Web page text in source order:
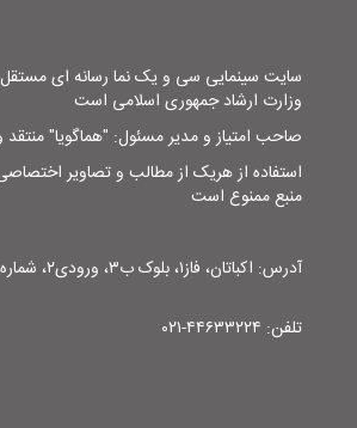
سایت سینمایی سی و یک نما رسانه ای
وزارت ارشاد جمهوری اسلامی است
صاحب امتیاز و مدیر مسئول: "هماگویا" منتقد و
منبع ممنوع است
آدرس: اکباتان، فاز۱، بلوک ب۳، ورودی۲، شماره ۴۳
تلفن: ۴۴۶۳۳۲۲۴-۰۲۱